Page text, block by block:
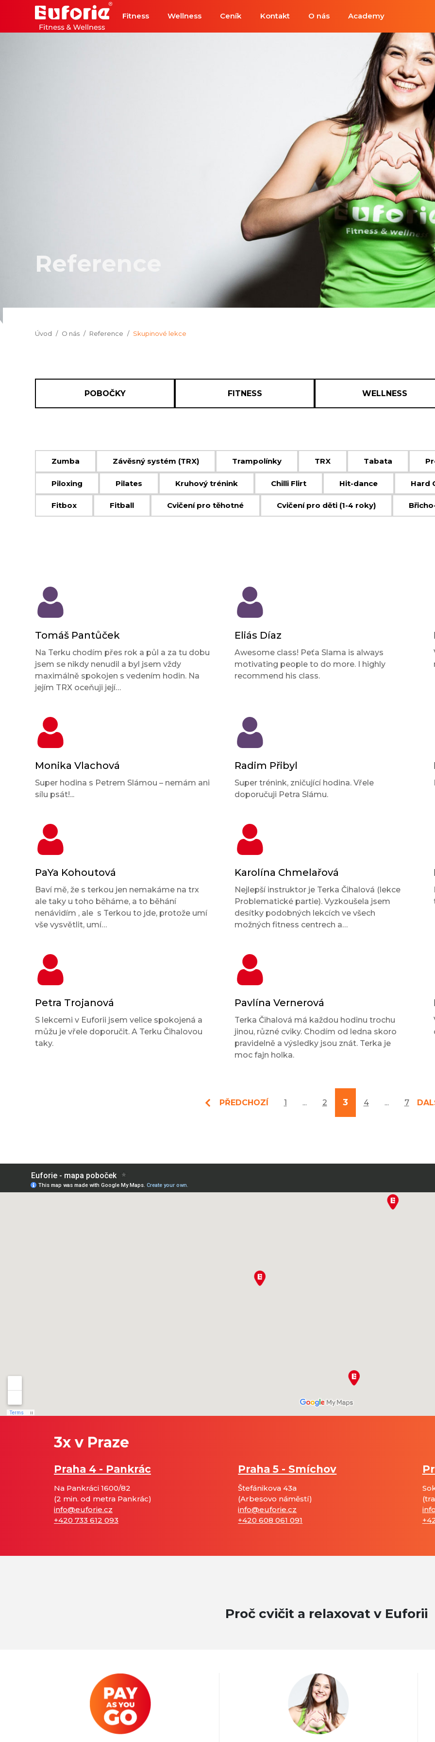
Přeskočit na hlavní obsah
Fitness
Wellness Ceník Kontakt O nás Academy
Reference
Jsi tady:
Úvod O nás Reference Skupinové lekce
POBOČKY FITNESS WELLNESS
Zumba Závěsný systém (TRX) Trampolínky TRX Tabata
Piloxing Pilates Kruhový trénink Chilli Flirt Hit-dance Hard
Fitbox Fitball Cvičení pro těhotné Cvičení pro děti (1-4 roky)
Tomáš Pantůček
Na Terku chodím přes rok a půl a za tu dobu
jsem se nikdy nenudil a byl jsem vždy
maximálně spokojen s vedením hodin. Na
jejím TRX oceňuji její…
Eliás Díaz
Awesome class! Peťa Slama is always
motivating people to do more. I highly
recommend his class.
Monika Vlachová
Super hodina s Petrem Slámou – nemám ani
sílu psát!...
Radim Přibyl
Super trénink, zničující hodina. Vřele
doporučuji Petra Slámu.
PaYa Kohoutová
Baví mě, že s terkou jen nemakáme na trx
ale taky u toho běháme, a to běhání
nenávidím , ale s Terkou to jde, protože umí
vše vysvětlit, umí…
Karolína Chmelařová
Nejlepší instruktor je Terka Čihalová (lekce
Problematické partie). Vyzkoušela jsem
desítky podobných lekcích ve všech
možných fitness centrech a…
Petra Trojanová
S lekcemi v Euforii jsem velice spokojená a
můžu je vřele doporučit. A Terku Čihalovou
taky.
Pavlína Vernerová
Terka Čihalová má každou hodinu trochu
jinou, různé cviky. Chodím od ledna skoro
pravidelně a výsledky jsou znát. Terka je
moc fajn holka.
PŘEDCHOZÍ 1 ... 2 3 4 ... 7
3x v Praze
Praha 4 - Pankrác
Na Pankráci 1600/82
(2 min. od metra Pankrác)
info@euforie.cz
+420 733 612 093
Praha 5 - Smíchov
Štefánikova 43a
(Arbesovo náměstí)
info@euforie.cz
+420 608 061 091
Proč cvičit a relaxovat v Euforii